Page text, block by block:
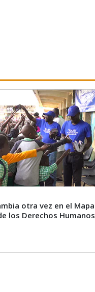
otra vez en el Mapa
los Derechos Humanos